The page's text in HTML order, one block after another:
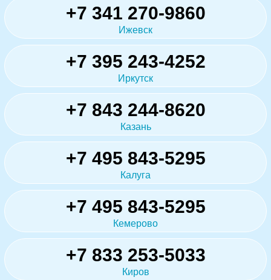
+7 341 270-9860
Ижевск
+7 395 243-4252
Иркутск
+7 843 244-8620
Казань
+7 495 843-5295
Калуга
+7 495 843-5295
Кемерово
+7 833 253-5033
Киров